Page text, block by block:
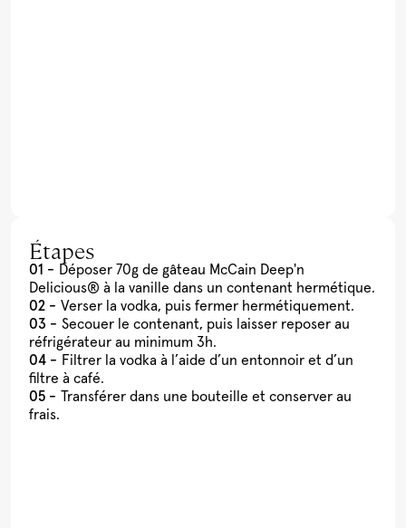
Étapes
Déposer 70g de gâteau McCain Deep'n
Delicious® à la vanille dans un contenant hermétique.
Verser la vodka, puis fermer hermétiquement.
Secouer le contenant, puis laisser reposer au
réfrigérateur au minimum 3h.
Filtrer la vodka à l’aide d’un entonnoir et d’un
filtre à café.
Transférer dans une bouteille et conserver au
frais.